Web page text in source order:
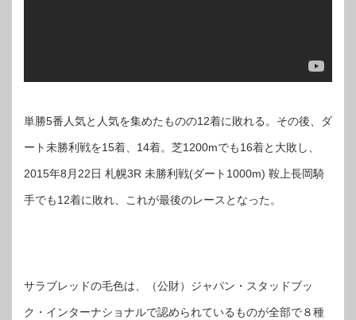
単勝5番人気と人気を集めたものの12着に敗れる。その後、ダ
ート未勝利戦を15着、14着。芝1200mでも16着と大敗し、
2015年8月22日 札幌3R 未勝利戦(ダート1000m) 鞍上長岡騎
手でも12着に敗れ、これが最後のレースとなった。
サラブレッドの毛色は、（公財）ジャパン・スタッドブッ
ク・インターナショナルで認められているものが全部で８種